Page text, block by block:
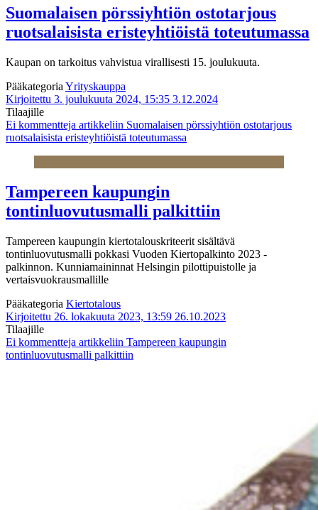
Suomalaisen pörssiyhtiön ostotarjous
ruotsalaisista eristeyhtiöistä toteutumassa
Kaupan on tarkoitus vahvistua virallisesti 15. joulukuuta.
Pääkategoria Yrityskauppa
Kirjoitettu 3. joulukuuta 2024, 15:35 3.12.2024
Tilaajille
Ei kommentteja artikkeliin Suomalaisen pörssiyhtiön ostotarjous
ruotsalaisista eristeyhtiöistä toteutumassa
Tampereen kaupungin
tontinluovutusmalli palkittiin
Tampereen kaupungin kiertotalouskriteerit sisältävä
tontinluovutusmalli pokkasi Vuoden Kiertopalkinto 2023 -
palkinnon. Kunniamaininnat Helsingin pilottipuistolle ja
vertaisvuokrausmallille
Pääkategoria Kiertotalous
Kirjoitettu 26. lokakuuta 2023, 13:59 26.10.2023
Tilaajille
Ei kommentteja artikkeliin Tampereen kaupungin
tontinluovutusmalli palkittiin